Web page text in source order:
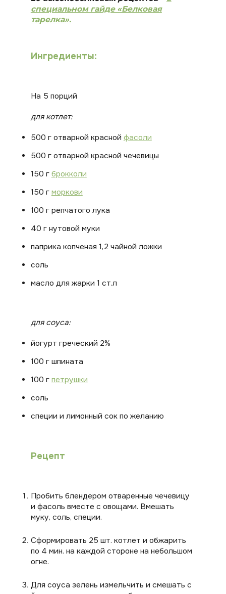
специальном гайде «Белковая
тарелка».
Ингредиенты:
На 5 порций
для котлет:
500 г отварной красной фасоли
500 г отварной красной чечевицы
150 г брокколи
150 г моркови
100 г репчатого лука
40 г нутовой муки
паприка копченая 1,2 чайной ложки
соль
масло для жарки 1 ст.л
для соуса:
йогурт греческий 2%
100 г шпината
100 г петрушки
соль
специи и лимонный сок по желанию
Рецепт
Пробить блендером отваренные чечевицу
и фасоль вместе с овощами. Вмешать
муку, соль, специи.
Сформировать 25 шт. котлет и обжарить
по 4 мин. на каждой стороне на небольшом
огне.
Для соуса зелень измельчить и смешать с